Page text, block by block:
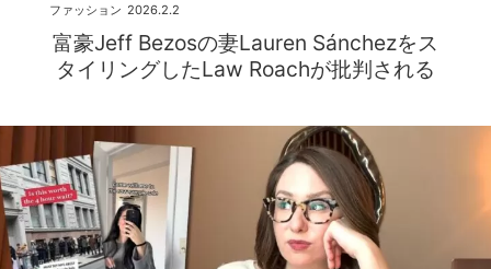
ファッション 2026.2.2
富豪Jeff Bezosの妻Lauren Sánchezをス
タイリングしたLaw Roachが批判される